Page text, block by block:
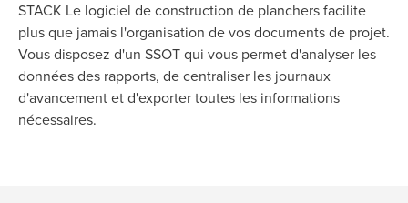
STACK Le logiciel de construction de planchers facilite
plus que jamais l'organisation de vos documents de projet.
Vous disposez d'un SSOT qui vous permet d'analyser les
données des rapports, de centraliser les journaux
d'avancement et d'exporter toutes les informations
nécessaires.